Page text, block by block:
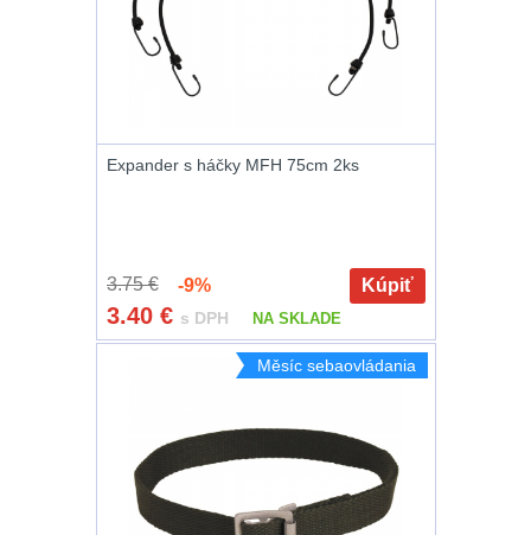
14
Ramenní popruhy a
Kroužky, šňůrky,
koncovky25
Samonavíjecí
držáky1
Expander s háčky MFH 75cm 2ks
3.75 €-9% Kúpiť
3.40 € s DPH NA SKLADE
Měsíc sebaovládania